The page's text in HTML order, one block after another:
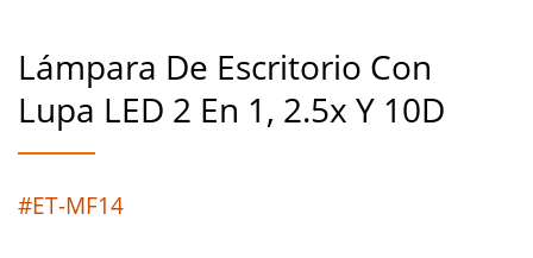
Lámpara De Escritorio Con
Lupa LED 2 En 1, 2.5x Y 10D
#ET-MF14